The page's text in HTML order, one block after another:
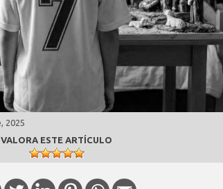
2025
VALORA ESTE ARTÍCULO